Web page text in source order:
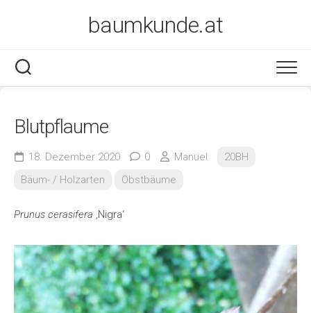
baumkunde.at
Blutpflaume
18. Dezember 2020 0 Manuel
20BH
Bäum- / Holzarten
Obstbäume
Prunus cerasifera ‚Nigra‘